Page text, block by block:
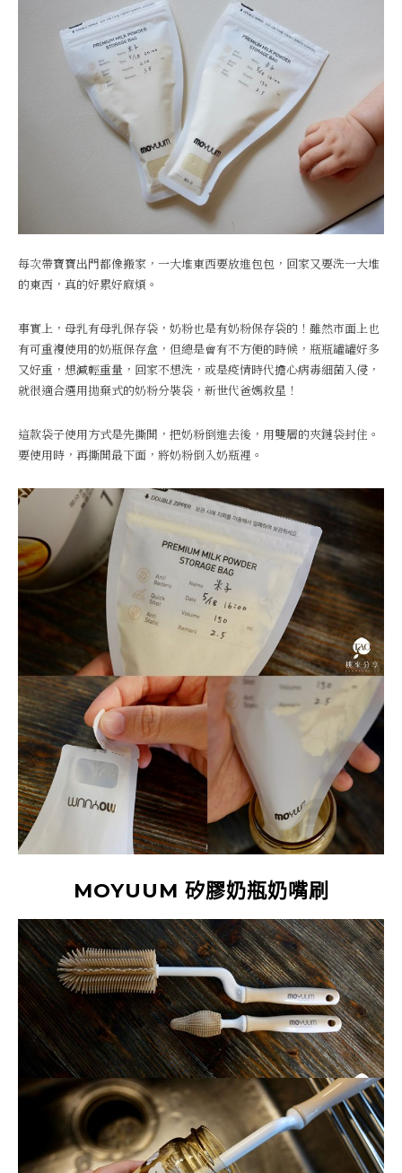
每次帶寶寶出門都像搬家，一大堆東西要放進包包，回家又要洗一大堆
的東西，真的好累好麻煩。
事實上，母乳有母乳保存袋，奶粉也是有奶粉保存袋的！雖然市面上也
有可重複使用的奶瓶保存盒，但總是會有不方便的時候，瓶瓶罐罐好多
又好重，想減輕重量，回家不想洗，或是疫情時代擔心病毒細菌入侵，
就很適合選用拋棄式的奶粉分裝袋，新世代爸媽救星！
這款袋子使用方式是先撕開，把奶粉倒進去後，用雙層的夾鏈袋封住。
要使用時，再撕開最下面，將奶粉倒入奶瓶裡。
MOYUUM 矽膠奶瓶奶嘴刷